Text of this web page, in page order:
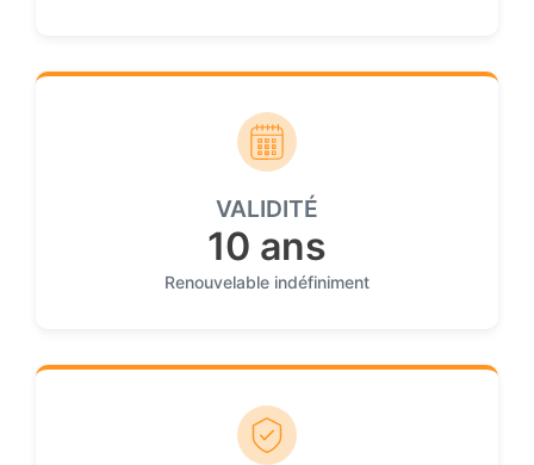
VALIDITÉ
10 ans
Renouvelable indéfiniment